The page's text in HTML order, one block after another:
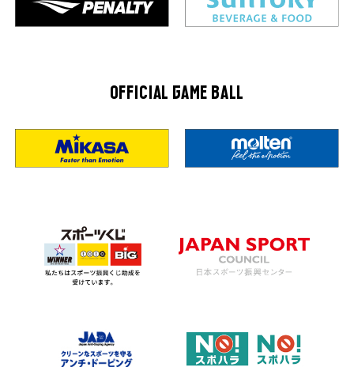
OFFICIAL GAME BALL